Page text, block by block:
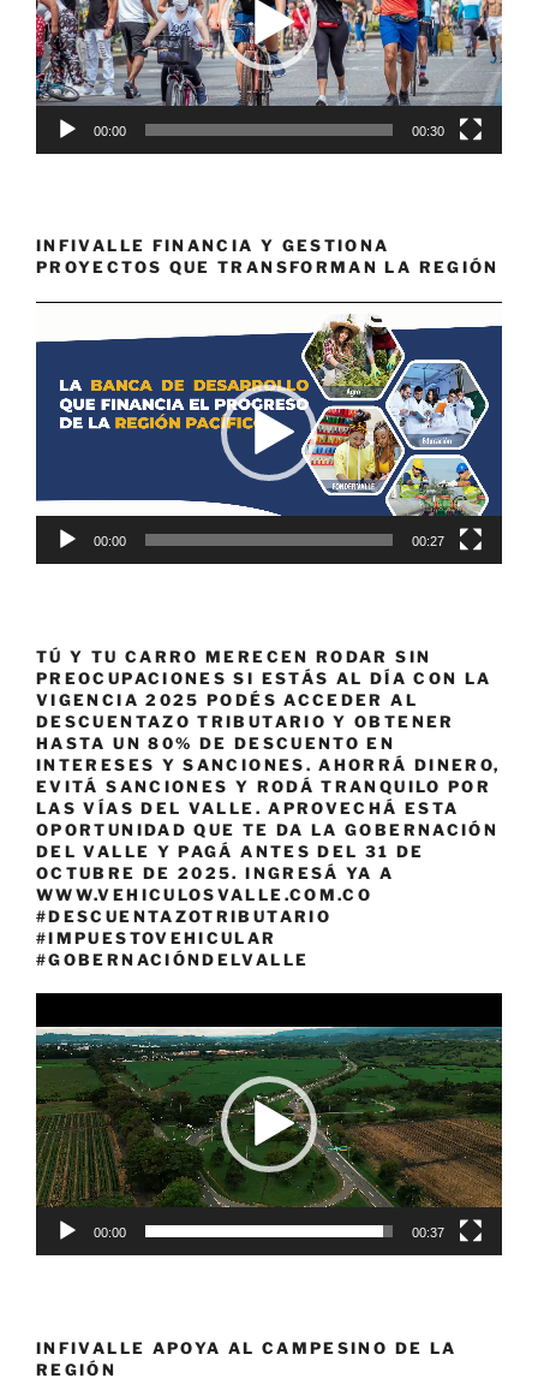
00:00 00:30
INFIVALLE FINANCIA Y GESTIONA
PROYECTOS QUE TRANSFORMAN LA REGIÓN
de
00:00 00:27
TÚ Y TU CARRO MERECEN RODAR SIN
PREOCUPACIONES SI ESTÁS AL DÍA CON LA
VIGENCIA 2025 PODÉS ACCEDER AL
DESCUENTAZO TRIBUTARIO Y OBTENER
HASTA UN 80% DE DESCUENTO EN
INTERESES Y SANCIONES. AHORRÁ DINERO,
EVITÁ SANCIONES Y RODÁ TRANQUILO POR
LAS VÍAS DEL VALLE. APROVECHÁ ESTA
OPORTUNIDAD QUE TE DA LA GOBERNACIÓN
DEL VALLE Y PAGÁ ANTES DEL 31 DE
OCTUBRE DE 2025. INGRESÁ YA A
WWW.VEHICULOSVALLE.COM.CO
#DESCUENTAZOTRIBUTARIO
#IMPUESTOVEHICULAR
#GOBERNACIÓNDELVALLE
de
vídeo
00:00 00:37
INFIVALLE APOYA AL CAMPESINO DE LA
REGIÓN